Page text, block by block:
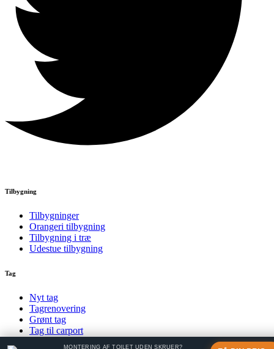
MONTERING AF TOILET UDEN SKRUER?
Tilbygning
Tilbygninger
Orangeri tilbygning
Tilbygning i træ
Udestue tilbygning
Tag
Nyt tag
Tagrenovering
Grønt tag
Tag til carport